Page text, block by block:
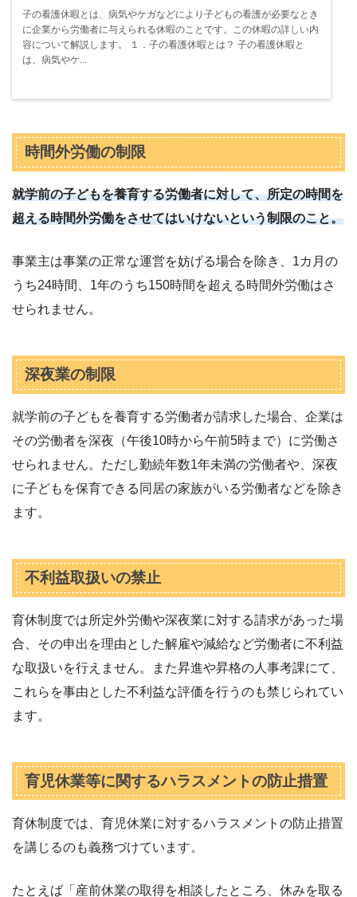
子の看護休暇とは、病気やケガなどにより子どもの看護が必要なとき
に企業から労働者に与えられる休暇のことです。この休暇の詳しい内
容について解説します。 １．子の看護休暇とは？ 子の看護休暇と
は、病気やケ...
時間外労働の制限
就学前の子どもを養育する労働者に対して、所定の時間を
超える時間外労働をさせてはいけないという制限のこと。
事業主は事業の正常な運営を妨げる場合を除き、1カ月の
うち24時間、1年のうち150時間を超える時間外労働はさ
せられません。
深夜業の制限
就学前の子どもを養育する労働者が請求した場合、企業は
その労働者を深夜（午後10時から午前5時まで）に労働さ
せられません。ただし勤続年数1年未満の労働者や、深夜
に子どもを保育できる同居の家族がいる労働者などを除き
ます。
不利益取扱いの禁止
育休制度では所定外労働や深夜業に対する請求があった場
合、その申出を理由とした解雇や減給など労働者に不利益
な取扱いを行えません。また昇進や昇格の人事考課にて、
これらを事由とした不利益な評価を行うのも禁じられてい
ます。
育児休業等に関するハラスメントの防止措置
育休制度では、育児休業に対するハラスメントの防止措置
を講じるのも義務づけています。
たとえば「産前休業の取得を相談したところ、休みを取る